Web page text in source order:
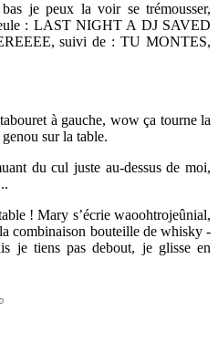
je peux la voir se trémousser,
: LAST NIGHT A DJ SAVED
suivi de : TU MONTES,
à gauche, wow ça tourne la
sur la table.
du cul juste au-dessus de moi,
! Mary s’écrie waoohtrojeûnial,
combinaison bouteille de whisky -
je tiens pas debout, je glisse en